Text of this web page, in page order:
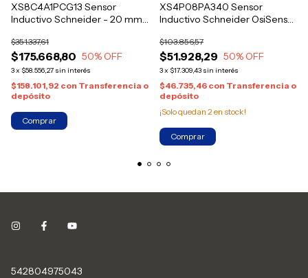
XS8C4A1PCG13 Sensor
Inductivo Schneider - 20 mm,
IP67/IP69K
$175.668,80
$351.337,61
50% OFF
3x $58.556,27 sin interés
$158.101,92 con Transferencia o
depósito
XS4P08PA340 Sensor
Inductivo Schneider OsiSense
VDC, IP67
$51.928,29
$103.856,57
50% OFF
3x $17.309,43 sin interés
$46.735,46 con Transferencia o
depósito
¡Solo quedan 2en stock!
542804975043